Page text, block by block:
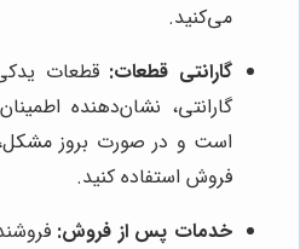
می‌کنید.
گارانتی قطعات: قطعات
گارانتی، نشان‌دهنده
است و در صورت بروز
فروش استفاده کنید.
خدمات پس از فروش: